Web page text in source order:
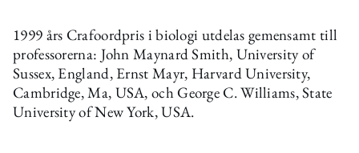
1999 års Crafoordpris i biologi utdelas gemensamt till
professorerna: John Maynard Smith, University of
Sussex, England, Ernst Mayr, Harvard University,
Cambridge, Ma, USA, och George C. Williams, State
University of New York, USA.